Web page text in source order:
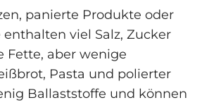
panierte Produkte oder
viel Salz, Zucker
Fette, aber wenige
Pasta und polierter
Ballaststoffe und können